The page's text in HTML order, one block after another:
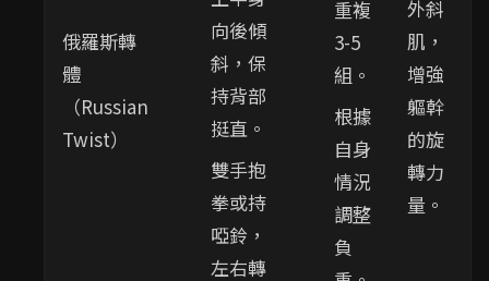
俄羅斯轉
體
（Russian
Twist）
向後傾
斜，保
持背部
挺直。
雙手抱
拳或持
啞鈴，
左右轉
重複
3-5
組。
根據
自身
情況
調整
負
外斜
肌，
增強
軀幹
的旋
轉力
量。